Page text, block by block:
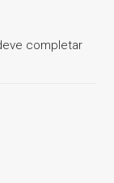
completar